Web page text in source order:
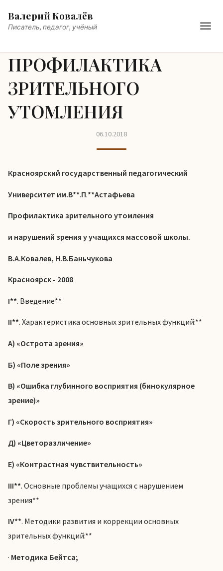
Валерий Ковалёв
Писатель, педагог, учёный
ПРОФИЛАКТИКА
ЗРИТЕЛЬНОГО
УТОМЛЕНИЯ
06.10.2018
Красноярский государственный педагогический
Университет им.В**.П.**Астафьева
Профилактика зрительного утомления
и нарушений зрения у учащихся массовой школы.
В.А.Ковалев, Н.В.Баньчукова
Красноярск - 2008
I**. Введение**
II**. Характеристика основных зрительных функций:**
А) «Острота зрения»
Б) «Поле зрения»
В) «Ошибка глубинного восприятия (бинокулярное
зрение)»
Г) «Скорость зрительного восприятия»
Д) «Цветоразличение»
Е) «Контрастная чувствительность»
III**. Основные проблемы учащихся с нарушением
зрения**
IV**. Методики развития и коррекции основных
зрительных функций:**
· Методика Бейтса;